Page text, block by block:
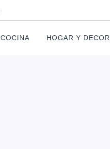
COCINA HOGAR Y